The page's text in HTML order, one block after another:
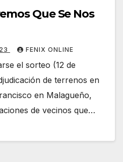
Que Se Nos
FENIX ONLINE
el sorteo (12 de
de terrenos en
en Malagueño,
de vecinos que…